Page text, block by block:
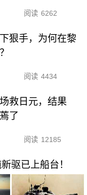
阅读 6262
狠手，为何在黎
阅读 4434
救日元，结果
了
阅读 12185
驱已上船台！